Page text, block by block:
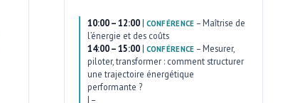
10:00 – 12:00| CONFÉRENCE – Maîtrise de
l’énergie et des coûts
14:00 – 15:00| CONFÉRENCE – Mesurer,
piloter, transformer : comment structurer
une trajectoire énergétique
performante ?
| –